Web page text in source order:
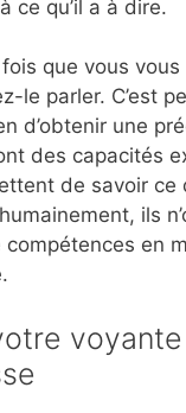
ce qu’il a à dire.
que vous
le parler. C’est
d’obtenir une
des capacités
de savoir ce
ils
en
voyante